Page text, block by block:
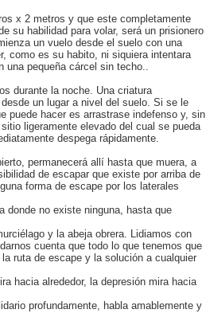
x 2 metros y que este completamente
su habilidad para volar, será un prisionero
un vuelo desde el suelo con una
como es su habito, ni siquiera intentara
una pequeña cárcel sin techo..
durante la noche. Una criatura
un lugar a nivel del suelo. Si se le
puede hacer es arrastrase indefenso y, sin
ligeramente elevado del cual se pueda
despega rápidamente.
permanecerá allí hasta que muera, a
de escapar que existe por arriba de
forma de escape por los laterales
donde no existe ninguna, hasta que
y la abeja obrera. Lidiamos con
cuenta que todo lo que tenemos que
ruta de escape y la solución a cualquier
hacia alrededor, la depresión mira hacia
profundamente, habla amablemente y